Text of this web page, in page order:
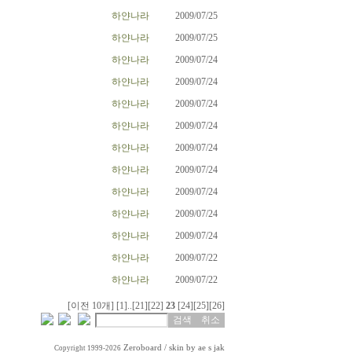
하얀나라
2009/07/25
하얀나라
2009/07/25
하얀나라
2009/07/24
하얀나라
2009/07/24
하얀나라
2009/07/24
하얀나라
2009/07/24
하얀나라
2009/07/24
하얀나라
2009/07/24
하얀나라
2009/07/24
하얀나라
2009/07/24
하얀나라
2009/07/24
하얀나라
2009/07/22
하얀나라 2009/07/22
[이전 10개] [1] .. [21] [22] 23 [24] [25] [26]
Copyright 1999-2026 Zeroboard / skin by ae s jak